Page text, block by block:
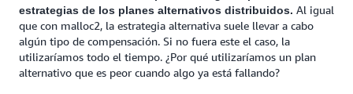
estrategias de los planes alternativos distribuidos. Al igual
que con malloc2, la estrategia alternativa suele llevar a cabo
algún tipo de compensación. Si no fuera este el caso, la
utilizaríamos todo el tiempo. ¿Por qué utilizaríamos un plan
alternativo que es peor cuando algo ya está fallando?